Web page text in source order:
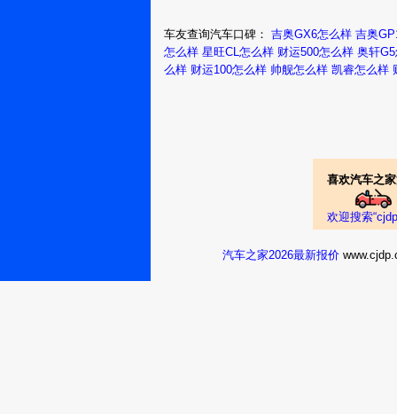
车友查询汽车口碑： 吉奥GX6怎么样 吉奥
怎么样 星旺CL怎么样 财运500怎么样 奥轩
么样 财运100怎么样 帅舰怎么样 凯睿怎么样
喜欢汽车之
欢迎搜索
汽车之家2026最新报价